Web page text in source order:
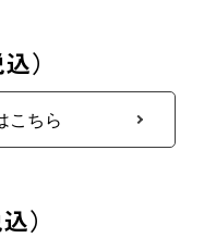
）
こちら
）